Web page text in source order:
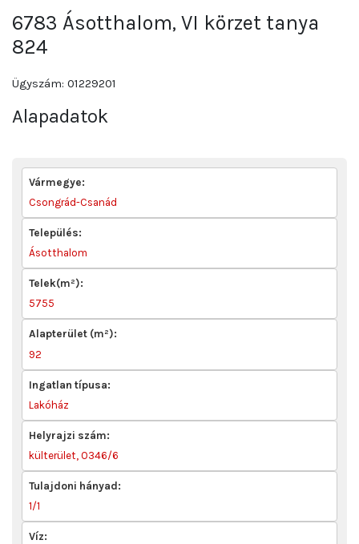
6783 Ásotthalom, VI körzet tanya
824
Ügyszám: 01229201
Alapadatok
Vármegye:
Csongrád-Csanád
Település:
Ásotthalom
Telek(m²):
5755
Alapterület (m²):
92
Ingatlan típusa:
Lakóház
Helyrajzi szám:
külterület, 0346/6
Tulajdoni hányad:
1/1
Víz: